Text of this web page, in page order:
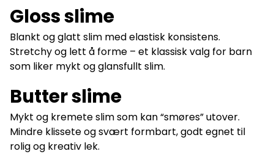
Gloss slime
Blankt og glatt slim med elastisk konsistens.
Stretchy og lett å forme – et klassisk valg for barn
som liker mykt og glansfullt slim.
Butter slime
Mykt og kremete slim som kan “smøres” utover.
Mindre klissete og svært formbart, godt egnet til
rolig og kreativ lek.